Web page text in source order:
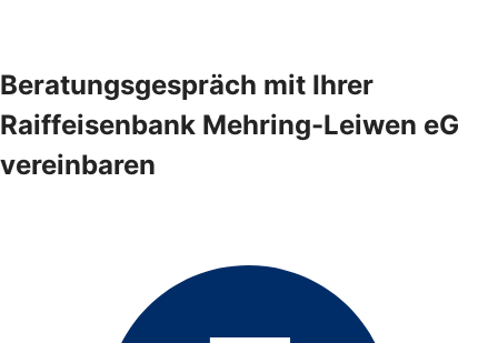
Beratungsgespräch mit Ihrer
Raiffeisenbank Mehring-Leiwen eG
vereinbaren